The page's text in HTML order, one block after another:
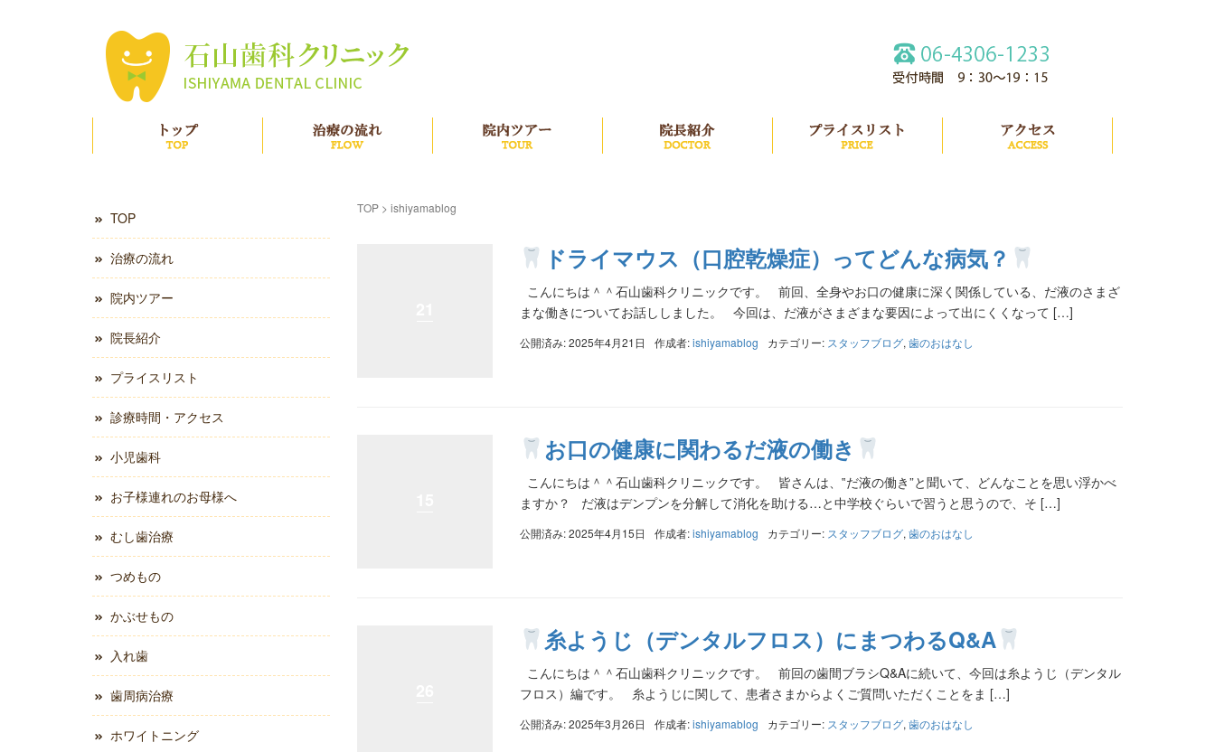
治療の流れ 院内ツアー 院長紹介 プライスリスト
TOP> ishiyamablog
ドライマウス（口腔乾燥症）ってどんな病気？
こんにちは＾＾石山歯科クリニックです。 前回、全身やお口の健康に深く関係している、だ液のさまざ
まな働きについてお話ししました。 今回は、だ液がさまざまな要因によって出にくくなって […]
公開済み: 2025年4月21日 作成者:ishiyamablog カテゴリー: スタッフブログ, 歯のおはなし
お口の健康に関わるだ液の働き
こんにちは＾＾石山歯科クリニックです。 皆さんは、‟だ液の働き”と聞いて、どんなことを思い浮かべ
ますか？ だ液はデンプンを分解して消化を助ける…と中学校ぐらいで習うと思うので、そ […]
公開済み: 2025年4月15日 作成者:ishiyamablog カテゴリー: スタッフブログ, 歯のおはなし
糸ようじ（デンタルフロス）にまつわるQ&A
こんにちは＾＾石山歯科クリニックです。 前回の歯間ブラシQ&Aに続いて、今回は糸ようじ（デンタル
フロス）編です。 糸ようじに関して、患者さまからよくご質問いただくことをま […]
公開済み: 2025年3月26日 作成者:ishiyamablog カテゴリー: スタッフブログ, 歯のおはなし
TOP
治療の流れ
院内ツアー
院長紹介
プライスリスト
診療時間・アクセス
小児歯科
お子様連れのお母様へ
むし歯治療
つめもの
かぶせもの
入れ歯
歯周病治療
ホワイトニング